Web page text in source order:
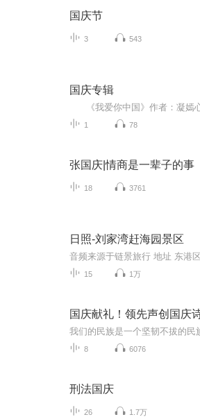
国庆节
3 543
国庆专辑
1 78
张国庆|情商是一辈子的事
18 3761
日照-刘家湾赶海园景区
15 1万
国庆献礼！领先声创国庆
8 6076
刑法国庆
26 1.7万